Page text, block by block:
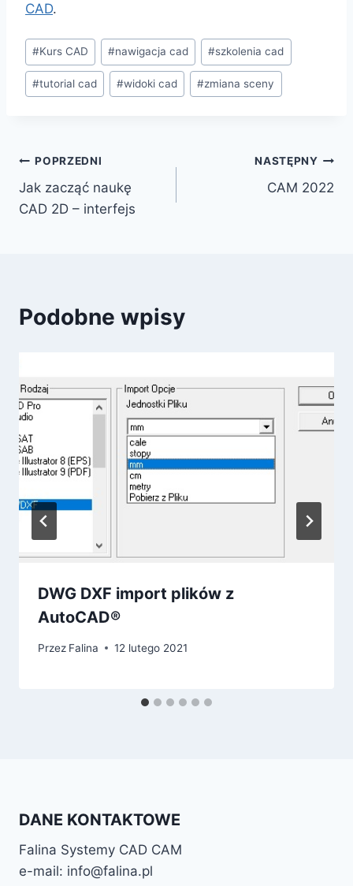
CAD.
Tagi
wpisu:
#Kurs CAD #nawigacja cad #szkolenia cad
#tutorial cad #widoki cad #zmiana sceny
Nawigacja
wpisu
POPRZEDNI
Jak zacząć naukę
CAD 2D – interfejs
NASTĘPNY
CAM 2022
Podobne wpisy
DWG DXF import plików z
AutoCAD®
Przez Falina 12 lutego 2021
DANE KONTAKTOWE
Falina Systemy CAD CAM
e-mail: info@falina.pl